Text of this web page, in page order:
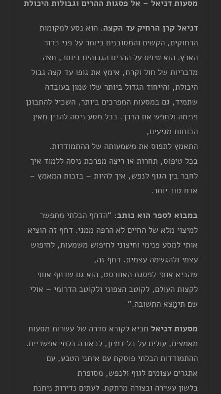
מסעות דניאל – אל פסגות ההרים וגבולות היכולת
דניאל קרן הרחיק עד הקצה. הוא נסע למקומות
הרחוקים, הקשים והמסוכנים ביותר על פני כדור
הארץ. הוא טיפס על ההרים הגבוהים ביותר, חצה
מדבריות של חול וקרח, אימץ את גופו עד קצה גבול
היכולת, והייחוד הגדול ביותר שלו טמון בעובדה
שתמיד, גם במסעות המפרכים ביותר, השכיל להתבונן
פנימה ולחפש את הדרך. בכל מסע ניסה להבין מאין
הכוחות מגיעים,
התאמץ לתפוס את משמעותה של ההתמודדות.
בכל טיפוס, תחרות או ריצה מפרכת ניסה ללמוד איך
לחבר בין הגוף לנפש, איך להיות – בזכות המאמץ –
אדם טוב יותר.
במבוא לספר הוא כותב: “הדחף הבלתי מתפשר
למיצוי מלא של החיים לא הרפה ממני. דחף זה הוציא
אותי למסע פנימי וחיצוני לחיפוש משמעות, לחיפוש
עצמי ולהגשמה עצמית. דחף זה,
שהביא אותי לפסגת האוורסט, הוא גם שדחף אותי
לקצות העולם, לקוטב הצפוני ולקוטב הדרומי – אולי
שם תימָצא התשובה.”
מסעות דניאל מביא לקורא סדרה של עשרות מסעות
מְאמצים, עולים על כל דמיון, לכאורה בלתי אפשריים.
ההתמודדות הבלתי פוסקת עם איתני הטבע, עם
אתגרים עצומים לגוף ולנפש, מסופרת
בלשון עשירה ובצורה מרתקת. לעתים נדירות ניתנת